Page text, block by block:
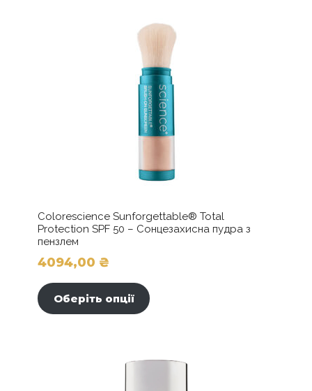
Colorescience Sunforgettable® Total
Protection SPF 50 – Сонцезахисна пудра з
пензлем
4094,00 ₴
Оберіть опції